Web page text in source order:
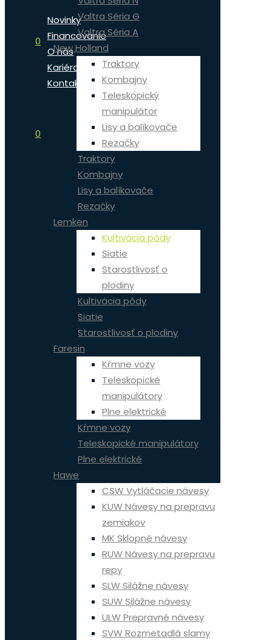
0
Novinky
Financovanie
O nás
Kariéra
Kontakt
0
Valtra Séria G
Valtra Séria A
New Holland
Traktory
Kombajny
Teleskopický
manipulátor
Lisy a balíkovače
Rezačky
Traktory
Kombajny
Lisy a balíkovače
Rezačky
Lemken
Kultivácia pôdy
Siatie
Starostlivosť o
plodiny
Kultivácia pôdy
Siatie
Starostlivosť o plodiny
Faresin
Kŕmne vozy
Teleskopické
manipulátory
Plne elektrické
Kŕmne vozy
Teleskopické manipulátory
Plne elektrické
Hawe
CSW Vytláčacie návesy
KUW Návesy na prepravu
zemiakov
MK Sklopné návesy
RUW Návesy na prepravu
repy
SLW Silážne návesy
SUW Silážne návesy
ULW Prepravné návesy
SVW Rozmetadlá slamy